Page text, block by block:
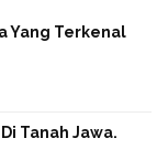
Yang Terkenal
Tanah Jawa.